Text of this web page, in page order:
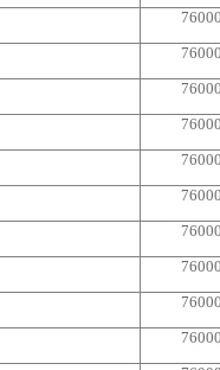
76000
76000
76000
76000
76000
76000
76000
76000
76000
76000